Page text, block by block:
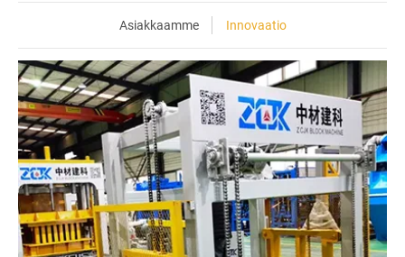
Asiakkaamme Innovaatio